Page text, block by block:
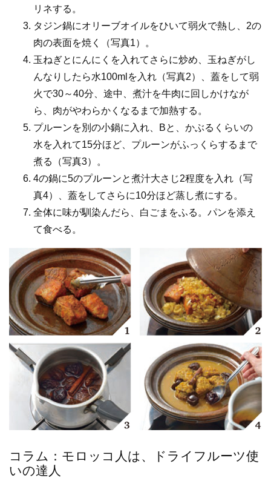
リネする。
タジン鍋にオリーブオイルをひいて弱火で熱し、2の
肉の表面を焼く（写真1）。
玉ねぎとにんにくを入れてさらに炒め、玉ねぎがし
んなりしたら水100mlを入れ（写真2）、蓋をして弱
火で30～40分、途中、煮汁を牛肉に回しかけなが
ら、肉がやわらかくなるまで加熱する。
プルーンを別の小鍋に入れ、Bと、かぶるくらいの
水を入れて15分ほど、プルーンがふっくらするまで
煮る（写真3）。
4の鍋に5のプルーンと煮汁大さじ2程度を入れ（写
真4）、蓋をしてさらに10分ほど蒸し煮にする。
全体に味が馴染んだら、白ごまをふる。パンを添え
て食べる。
コラム：モロッコ人は、ドライフルーツ使
いの達人